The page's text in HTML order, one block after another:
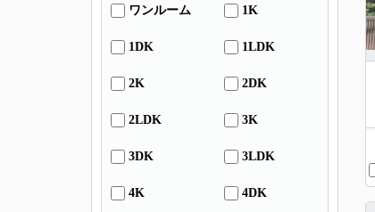
ワンルーム 1K
1DK 1LDK
2K 2DK
2LDK 3K
3DK 3LDK
4K 4DK